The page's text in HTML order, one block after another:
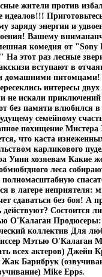
жители против
идеалов!!!
заряду энергии и
Вашему
комедия от
На этот раз лесные
вступают в
домашними питомцами!
интересы
не искали
без памяти влюбился
семейному
похищение
что каста
карликового
Уини хозяевам Какие
леса
в лагере неприятеля:
сдаваться без боя! А
действуют? Состоится
О'Калаган
коллектив Для
Мэтью О'Калаган
всех актеров) Джейн
Барнбрук
Mike Epps.